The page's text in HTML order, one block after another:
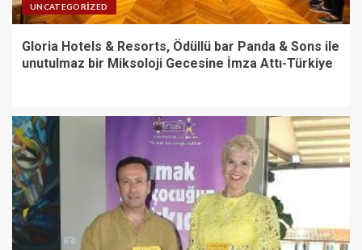
UNCATEGORIZED
Gloria Hotels & Resorts, Ödüllü bar Panda & Sons ile
unutulmaz bir Miksoloji Gecesine İmza Attı-Türkiye